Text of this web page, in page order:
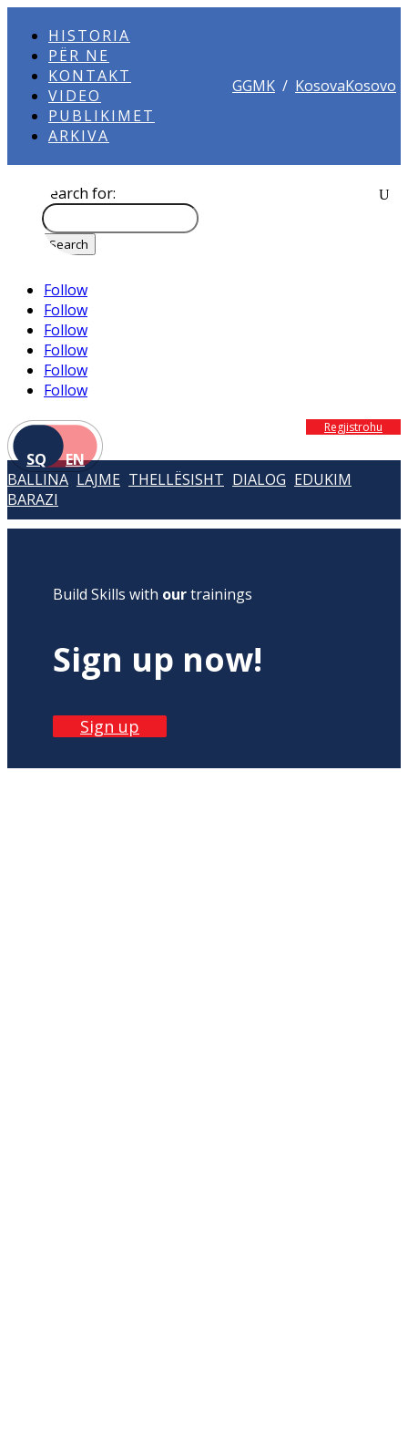
HISTORIA
PËR NE
KONTAKT
VIDEO
PUBLIKIMET
ARKIVA
GGMK / KosovaKosovo
Search for:
Follow
Follow
Follow
Follow
Follow
Follow
SQ EN
Regjistrohu
BALLINA LAJME THELLËSISHT DIALOG EDUKIM
BARAZI
Build Skills with ourtrainings
Sign up now!
Sign up